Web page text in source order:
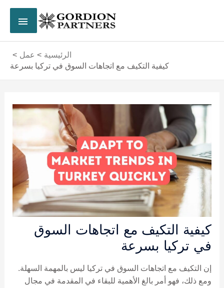
الرئيسية
عمل
كيفية التكيف مع اتجاهات السوق في تركيا بسرعة
كيفية التكيف مع اتجاهات السوق
في تركيا بسرعة
إن التكيف مع اتجاهات السوق في تركيا ليس بالمهمة السهلة.
ومع ذلك، فهو أمر بالغ الأهمية للبقاء في المقدمة في مجال